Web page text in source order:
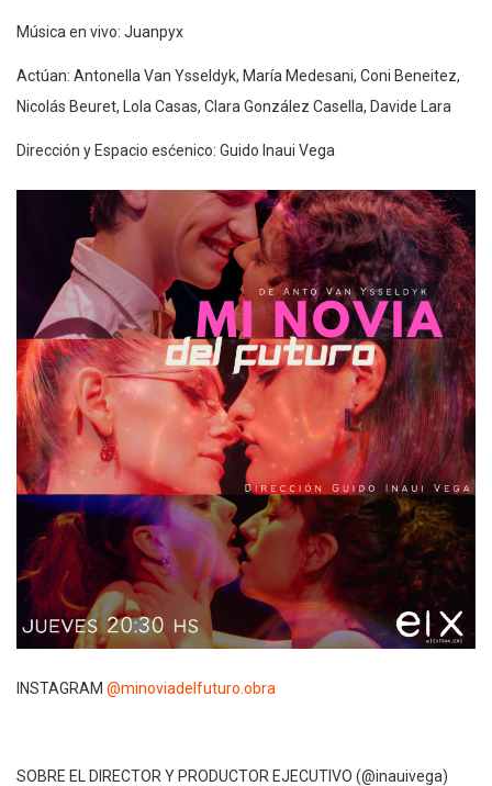
Música en vivo: Juanpyx
Actúan: Antonella Van Ysseldyk, María Medesani, Coni Beneitez,
Nicolás Beuret, Lola Casas, Clara González Casella, Davide Lara
Dirección y Espacio esćenico: Guido Inaui Vega
INSTAGRAM @minoviadelfuturo.obra
SOBRE EL DIRECTOR Y PRODUCTOR EJECUTIVO (@inauivega)